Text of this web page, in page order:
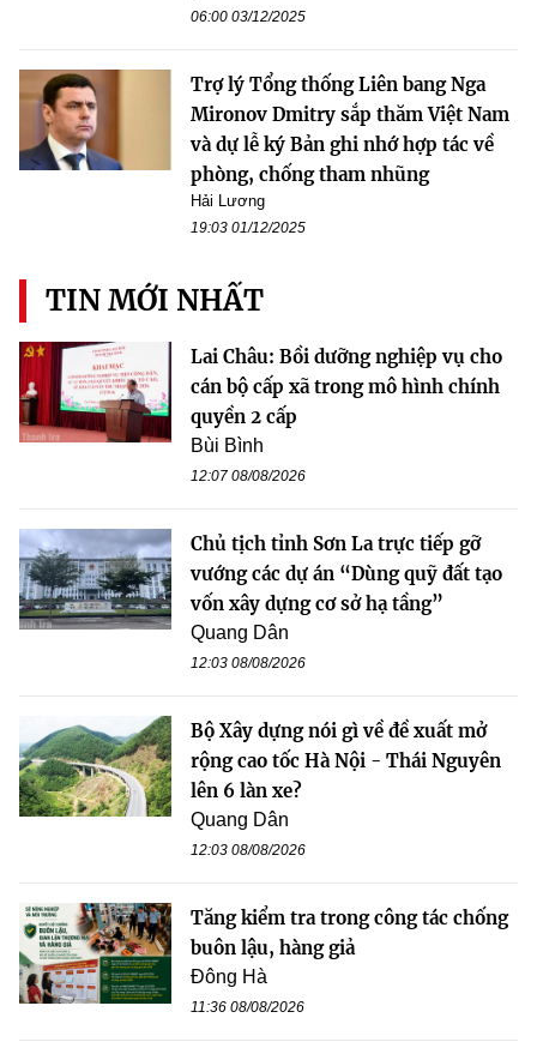
06:00 03/12/2025
Trợ lý Tổng thống Liên bang Nga
Mironov Dmitry sắp thăm Việt Nam
và dự lễ ký Bản ghi nhớ hợp tác về
phòng, chống tham nhũng
Hải Lương
19:03 01/12/2025
TIN MỚI NHẤT
Lai Châu: Bồi dưỡng nghiệp vụ cho
cán bộ cấp xã trong mô hình chính
quyền 2 cấp
Bùi Bình
12:07 08/08/2026
Chủ tịch tỉnh Sơn La trực tiếp gỡ
vướng các dự án “Dùng quỹ đất tạo
vốn xây dựng cơ sở hạ tầng”
Quang Dân
12:03 08/08/2026
Bộ Xây dựng nói gì về đề xuất mở
rộng cao tốc Hà Nội - Thái Nguyên
lên 6 làn xe?
Quang Dân
12:03 08/08/2026
Tăng kiểm tra trong công tác chống
buôn lậu, hàng giả
Đông Hà
11:36 08/08/2026